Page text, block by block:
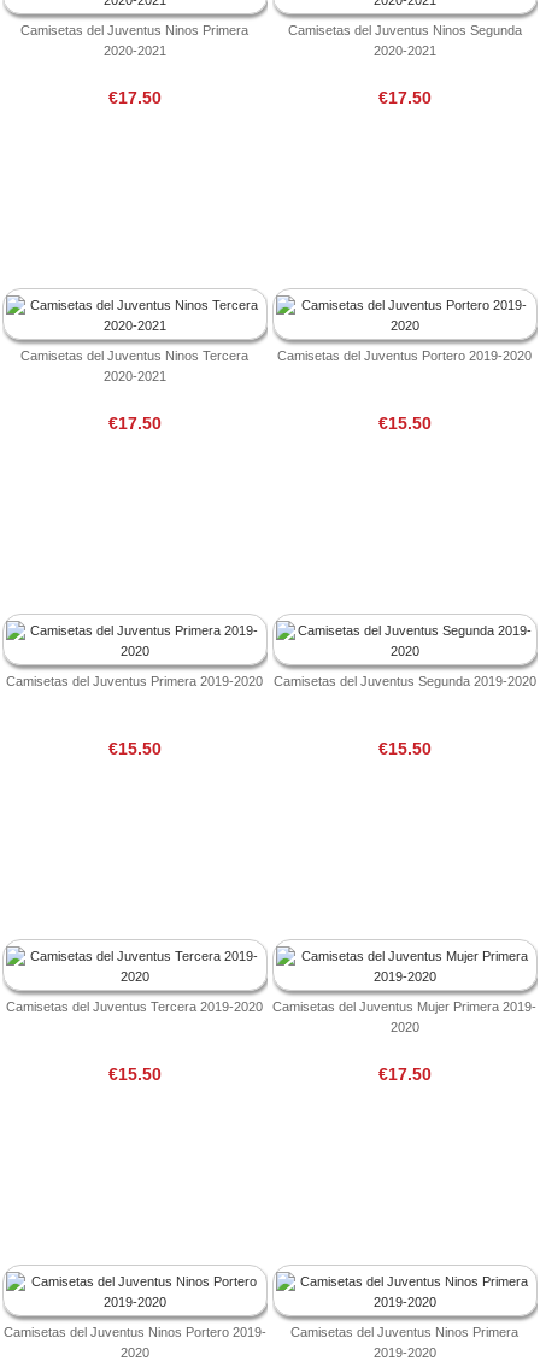
Camisetas del Juventus Ninos Primera
2020-2021
€17.50
Camisetas del Juventus Ninos Segunda
2020-2021
€17.50
Camisetas del Juventus Ninos Tercera
2020-2021
€17.50
Camisetas del Juventus Portero 2019-2020
€15.50
Camisetas del Juventus Primera 2019-2020
€15.50
Camisetas del Juventus Segunda 2019-2020
€15.50
Camisetas del Juventus Tercera 2019-2020
€15.50
Camisetas del Juventus Mujer Primera 2019-
2020
€17.50
Camisetas del Juventus Ninos Portero 2019-
2020
Camisetas del Juventus Ninos Primera
2019-2020